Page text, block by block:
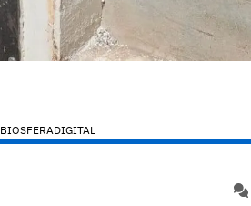
BIOSFERADIGITAL